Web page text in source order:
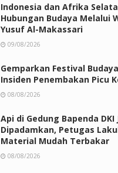
Indonesia dan Afrika
Hubungan Budaya Melalui
Yusuf Al-Makassari
09/08/2026
Gemparkan Festival
Insiden Penembakan Picu
08/08/2026
Api di Gedung Bapenda
Dipadamkan, Petugas
Material Mudah Terbakar
08/08/2026